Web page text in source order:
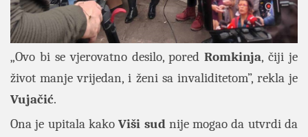
„Ovo bi se vjerovatno desilo, poredRomkinja, čiji je
život manje vrijedan, i ženi sa invaliditetom”, rekla je
Vujačić.
Ona je upitala kakoViši sudnije mogao da utvrdi da